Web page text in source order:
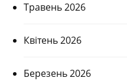
Травень 2026
Квітень 2026
Березень 2026